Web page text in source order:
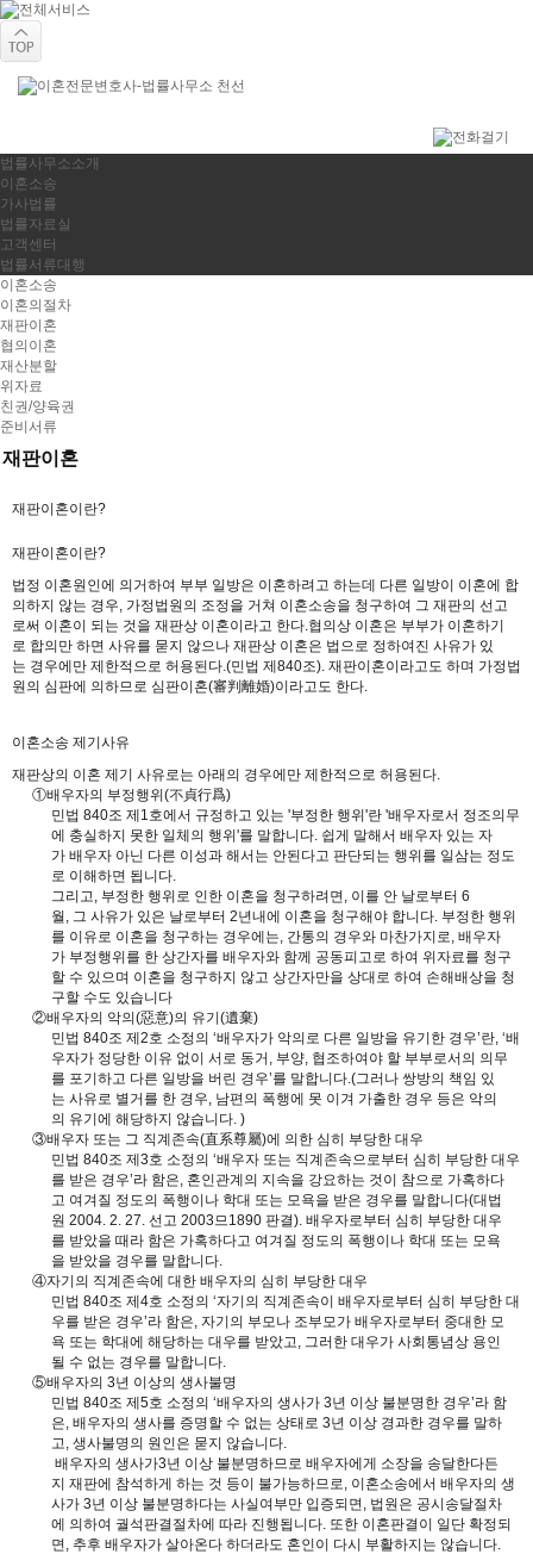
법률사무소소개
이혼소송
가사법률
법률자료실
고객센터
법률서류대행
이혼소송
이혼의절차
재판이혼
협의이혼
재산분할
위자료
친권/양육권
준비서류
재판이혼
재판이혼이란?
재판이혼이란?
법정 이혼원인에 의거하여 부부 일방은 이혼하려고 하는데 다른 일방이 이혼에 합
의하지 않는 경우, 가정법원의 조정을 거쳐 이혼소송을 청구하여 그 재판의 선고
로써 이혼이 되는 것을 재판상 이혼이라고 한다.협의상 이혼은 부부가 이혼하기
로 합의만 하면 사유를 묻지 않으나 재판상 이혼은 법으로 정하여진 사유가 있
는 경우에만 제한적으로 허용된다.(민법 제840조). 재판이혼이라고도 하며 가정법
원의 심판에 의하므로 심판이혼(審判離婚)이라고도 한다.
이혼소송 제기사유
재판상의 이혼 제기 사유로는 아래의 경우에만 제한적으로 허용된다.
①배우자의 부정행위(不貞行爲)
민법 840조 제1호에서 규정하고 있는 '부정한 행위'란 '배우자로서 정조의무
에 충실하지 못한 일체의 행위'를 말합니다. 쉽게 말해서 배우자 있는 자
가 배우자 아닌 다른 이성과 해서는 안된다고 판단되는 행위를 일삼는 정도
로 이해하면 됩니다.
그리고, 부정한 행위로 인한 이혼을 청구하려면, 이를 안 날로부터 6
월, 그 사유가 있은 날로부터 2년내에 이혼을 청구해야 합니다. 부정한 행위
를 이유로 이혼을 청구하는 경우에는, 간통의 경우와 마찬가지로, 배우자
가 부정행위를 한 상간자를 배우자와 함께 공동피고로 하여 위자료를 청구
할 수 있으며 이혼을 청구하지 않고 상간자만을 상대로 하여 손해배상을 청
구할 수도 있습니다
②배우자의 악의(惡意)의 유기(遺棄)
민법 840조 제2호 소정의 ‘배우자가 악의로 다른 일방을 유기한 경우’란, ‘배
우자가 정당한 이유 없이 서로 동거, 부양, 협조하여야 할 부부로서의 의무
를 포기하고 다른 일방을 버린 경우’를 말합니다.(그러나 쌍방의 책임 있
는 사유로 별거를 한 경우, 남편의 폭행에 못 이겨 가출한 경우 등은 악의
의 유기에 해당하지 않습니다. )
③배우자 또는 그 직계존속(直系尊屬)에 의한 심히 부당한 대우
민법 840조 제3호 소정의 ‘배우자 또는 직계존속으로부터 심히 부당한 대우
를 받은 경우’라 함은, 혼인관계의 지속을 강요하는 것이 참으로 가혹하다
고 여겨질 정도의 폭행이나 학대 또는 모욕을 받은 경우를 말합니다(대법
원 2004. 2. 27. 선고 2003므1890 판결). 배우자로부터 심히 부당한 대우
를 받았을 때라 함은 가혹하다고 여겨질 정도의 폭행이나 학대 또는 모욕
을 받았을 경우를 말합니다.
④자기의 직계존속에 대한 배우자의 심히 부당한 대우
민법 840조 제4호 소정의 ‘자기의 직계존속이 배우자로부터 심히 부당한 대
우를 받은 경우’라 함은, 자기의 부모나 조부모가 배우자로부터 중대한 모
욕 또는 학대에 해당하는 대우를 받았고, 그러한 대우가 사회통념상 용인
될 수 없는 경우를 말합니다.
⑤배우자의 3년 이상의 생사불명
민법 840조 제5호 소정의 ‘배우자의 생사가 3년 이상 불분명한 경우’라 함
은, 배우자의 생사를 증명할 수 없는 상태로 3년 이상 경과한 경우를 말하
고, 생사불명의 원인은 묻지 않습니다.
배우자의 생사가3년 이상 불분명하므로 배우자에게 소장을 송달한다든
지 재판에 참석하게 하는 것 등이 불가능하므로, 이혼소송에서 배우자의 생
사가 3년 이상 불분명하다는 사실여부만 입증되면, 법원은 공시송달절차
에 의하여 궐석판결절차에 따라 진행됩니다. 또한 이혼판결이 일단 확정되
면, 추후 배우자가 살아온다 하더라도 혼인이 다시 부활하지는 않습니다.